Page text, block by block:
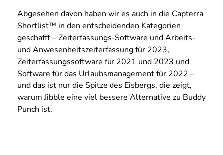
Abgesehen davon haben wir es auch in die Capterra
Shortlist™ in den entscheidenden Kategorien
geschafft – Zeiterfassungs-Software und Arbeits-
und Anwesenheitszeiterfassung für 2023,
Zeiterfassungssoftware für 2021 und 2023 und
Software für das Urlaubsmanagement für 2022 –
und das ist nur die Spitze des Eisbergs, die zeigt,
warum Jibble eine viel bessere Alternative zu Buddy
Punch ist.